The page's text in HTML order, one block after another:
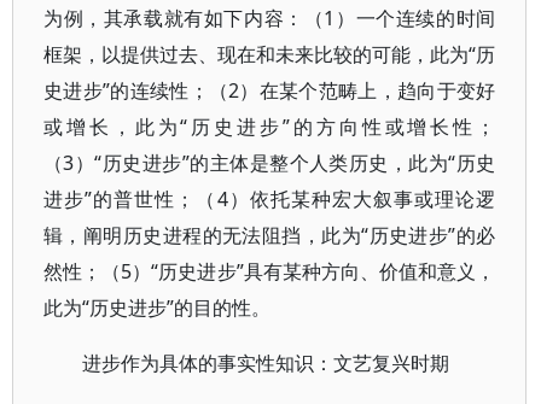
为例，其承载就有如下内容：（1）一个连续的时间
框架，以提供过去、现在和未来比较的可能，此为“历
史进步”的连续性；（2）在某个范畴上，趋向于变好
或增长，此为“历史进步”的方向性或增长性；
（3）“历史进步”的主体是整个人类历史，此为“历史
进步”的普世性；（4）依托某种宏大叙事或理论逻
辑，阐明历史进程的无法阻挡，此为“历史进步”的必
然性；（5）“历史进步”具有某种方向、价值和意义，
此为“历史进步”的目的性。
进步作为具体的事实性知识：文艺复兴时期